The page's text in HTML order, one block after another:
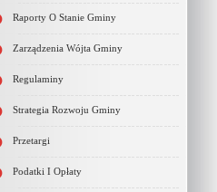
Raporty O Stanie Gminy
Zarządzenia Wójta Gminy
Regulaminy
Strategia Rozwoju Gminy
Przetargi
Podatki I Opłaty